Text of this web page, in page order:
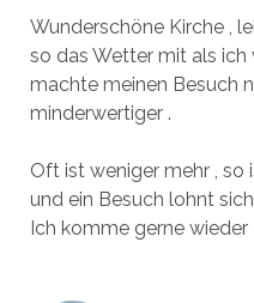
Wunderschöne Kirche ,
so das Wetter mit als ich
machte meinen Besuch
minderwertiger .
Oft ist weniger mehr , so
und ein Besuch lohnt
Ich komme gerne wieder